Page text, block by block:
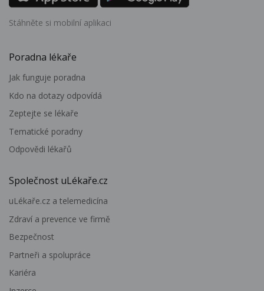
Stáhněte si mobilní aplikaci
Poradna lékaře
Jak funguje poradna
Kdo na dotazy odpovídá
Zeptejte se lékaře
Tematické poradny
Odpovědi lékařů
Společnost uLékaře.cz
uLékaře.cz a telemedicína
Zdraví a prevence ve firmě
Bezpečnost
Partneři a spolupráce
Kariéra